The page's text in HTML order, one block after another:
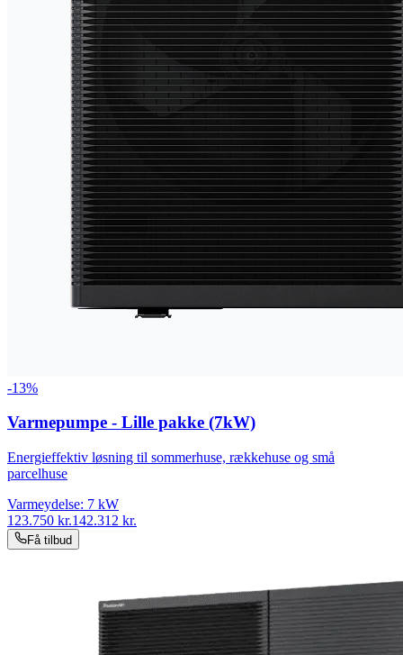
-13%
Varmepumpe - Lille pakke (7kW)
Energieffektiv løsning til sommerhuse, rækkehuse og små
parcelhuse
Varmeydelse: 7 kW
123.750 kr.142.312 kr.
Få tilbud